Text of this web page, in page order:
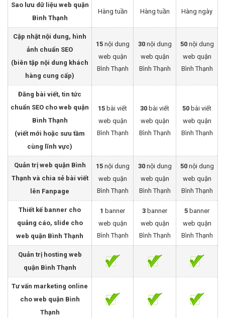
Sao lưu dữ liệu web quận
Bình Thạnh
Hàng tuần Hàng tuần Hàng ngày
Cập nhật nội dung, hình
ảnh chuẩn SEO
(biên tập nội dung khách
hàng cung cấp)
15nội dung
web quận
Bình Thạnh
30 nội dung
web quận
Bình Thạnh
50nội dung
web quận
Bình Thạnh
Đăng bài viết, tin tức
chuẩn SEO cho web quận
Bình Thạnh
(viết mới hoặc sưu tầm
cùng lĩnh vực)
15 bài viết
web quận
Bình Thạnh
30 bài viết
web quận
Bình Thạnh
50 bài viết
web quận
Bình Thạnh
Quản trị web quận Bình
Thạnh và chia sẻ bài viết
lên Fanpage
15nội dung
web quận
Bình Thạnh
30 nội dung
web quận
Bình Thạnh
50nội dung
web quận
Bình Thạnh
Thiết kế banner cho
quảng cáo, slide cho
web quận Bình Thạnh
1 banner
web quận
Bình Thạnh
3 banner
web quận
Bình Thạnh
5 banner
web quận
Bình Thạnh
Quản trị hosting web
quận Bình Thạnh
Tư vấn marketing online
cho web quận Bình
Thạnh